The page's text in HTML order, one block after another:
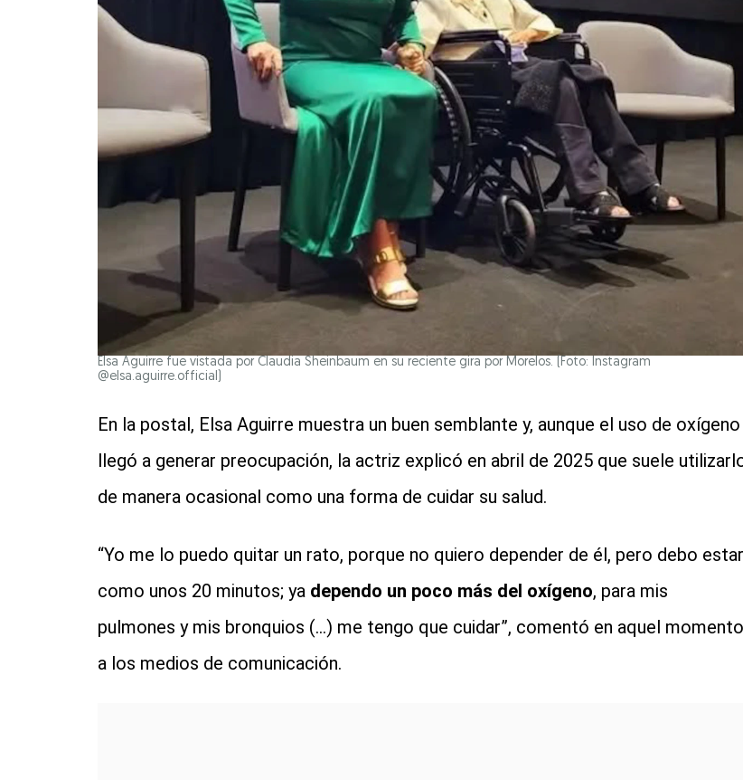
Elsa Aguirre fue vistada por Claudia Sheinbaum en su reciente gira por Morelos. (Foto: Instagram
@elsa.aguirre.official)
En la postal, Elsa Aguirre muestra un buen semblante y, aunque el uso de oxígeno
llegó a generar preocupación, la actriz explicó en abril de 2025 que suele
de manera ocasional como una forma de cuidar su salud.
“Yo me lo puedo quitar un rato, porque no quiero depender de él, pero debo estar
como unos 20 minutos; ya dependo un poco más del oxígeno, para mis
pulmones y mis bronquios (...) me tengo que cuidar”, comentó en aquel momento
a los medios de comunicación.